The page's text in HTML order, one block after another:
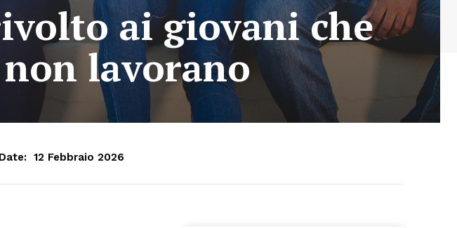
ai giovani che
lavorano
Date: 12 Febbraio 2026